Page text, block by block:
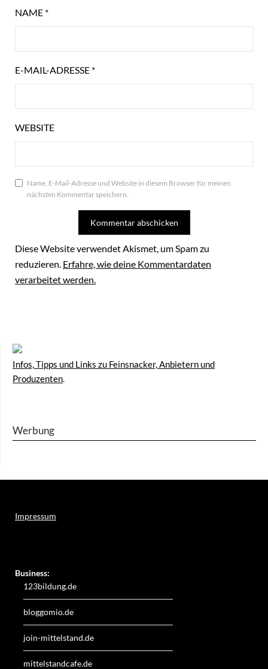
NAME *
E-MAIL-ADRESSE *
WEBSITE
Name, E-Mail-Adresse und Website in diesem Browser für meinen
nächsten Kommentar speichern.
Diese Website verwendet Akismet, um Spam zu
reduzieren. Erfahre, wie deine Kommentardaten
verarbeitet werden.
Infos, Tipps und Links zu Feinsnacker, Anbietern und
Produzenten.
Werbung
Impressum
Business:
123bildung.de
bloggomio.de
join-mittelstand.de
mittelstandcafe.de